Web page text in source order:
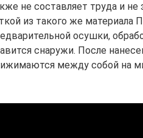
не составляет труда и
из такого же
осушки,
снаружи. После
между собой на